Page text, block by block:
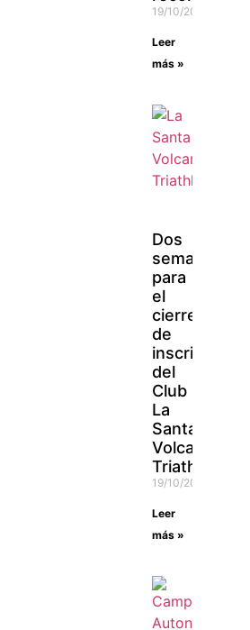
19/10/2021
Leer
más »
Dos
semanas
para
el
cierre
de
inscripciones
del
Club
La
Santa
Volcano
Triathlon
19/10/2021
Leer
más »